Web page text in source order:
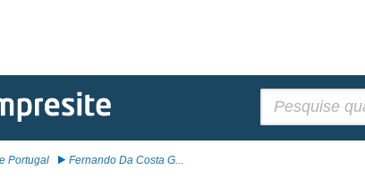
Portugal Fernando Da Costa G...